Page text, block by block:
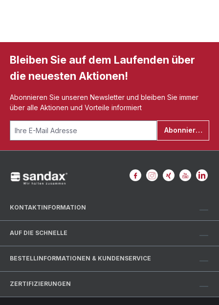
Bleiben Sie auf dem Laufenden über
die neuesten Aktionen!
Abonnieren Sie unseren Newsletter und bleiben Sie immer
über alle Aktionen und Vorteile informiert
Abonnieren
KONTAKTINFORMATION
AUF DIE SCHNELLE
BESTELLINFORMATIONEN & KUNDENSERVICE
ZERTIFIZIERUNGEN